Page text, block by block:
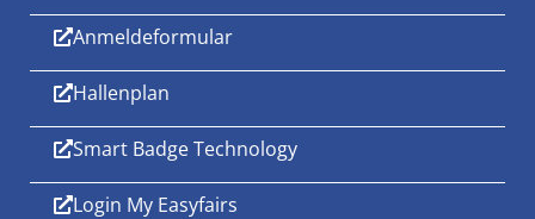
Anmeldeformular
Hallenplan
Smart Badge Technology
Login My Easyfairs